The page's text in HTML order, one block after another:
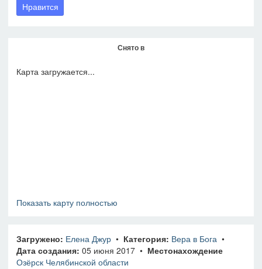
Нравится
Снято в
Карта загружается...
Показать карту полностью
Загружено: Елена Джур • Категория: Вера в Бога •
Дата создания: 05 июня 2017 • Местонахождение
Озёрск Челябинской области